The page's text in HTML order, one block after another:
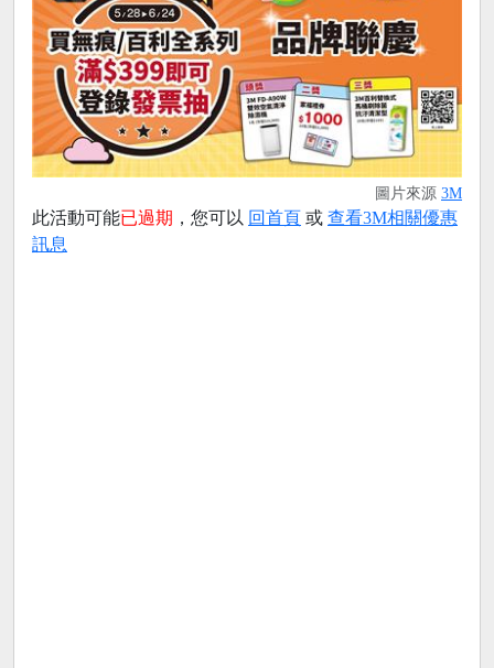
圖片來源 3M
此活動可能已過期 ，您可以 回首頁 或 查看3M相關優惠
訊息